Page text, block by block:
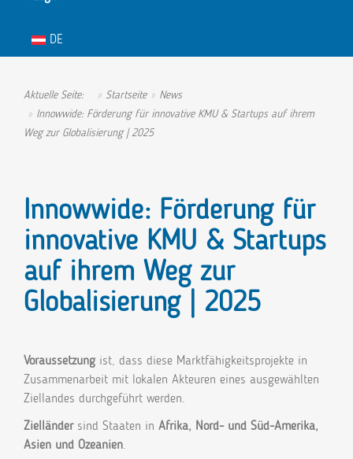
Sprache auswählen
DE
Aktuelle Seite: Startseite
News
Innowwide: Förderung für innovative KMU & Startups auf ihrem
Weg zur Globalisierung | 2025
Innowwide: Förderung für
innovative KMU & Startups
auf ihrem Weg zur
Globalisierung | 2025
Voraussetzung ist, dass diese Marktfähigkeitsprojekte in
Zusammenarbeit mit lokalen Akteuren eines ausgewählten
Ziellandes durchgeführt werden.
Zielländer sind Staaten in Afrika, Nord- und Süd-Amerika,
Asien und Ozeanien.